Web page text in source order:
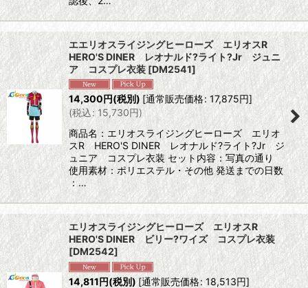
エエリオスライジングヒーローズ エリオスR
HERO'S DINER レオナルド?ライト?Jr ジュニ
ア コスプレ衣装 [DM2541]
14,300円(税別) [通常販売価格: 17,875円]
(税込: 15,730円)
商品名：エリオスライジングヒーローズ エリオ
スR HERO'S DINER レオナルド?ライト?Jr ジ
ュニア コスプレ衣装 セット内容：写真の通り
使用素材：ポリエステル・その他 発送までの日数
：…
エリオスライジングヒーローズ エリオスR
HERO'S DINER ビリー?ワイズ コスプレ衣装
[DM2542]
14,811円(税別)[通常販売価格: 18,513円]